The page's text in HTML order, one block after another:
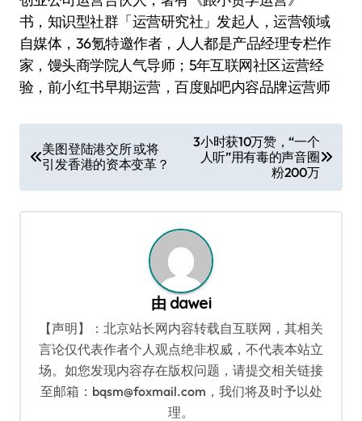
书，知识型社群「运营研究社」发起人，运营领域
自媒体，36氪特邀作者，人人都是产品经理专栏作
家，馒头商学院人气导师；5年互联网社区运营经
验，前小红书早期运营，百度贴吧内容品牌运营师
章
导
航
美图登陆港交所 或将
引发香港的资本变革？
3小时获10万赞，“一个
人听”用有毒的声音圈
粉200万
由 dawei
【声明】：北京站长网内容转载自互联网，其相关
言论仅代表作者个人观点绝非权威，不代表本站立
场。如您发现内容存在版权问题，请提交相关链接
至邮箱：bqsm@foxmail.com，我们将及时予以处
理。